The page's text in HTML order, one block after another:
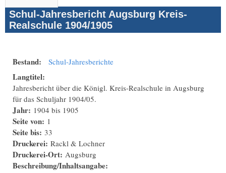
Schul-Jahresbericht Augsburg Kreis-
Realschule 1904/1905
Bestand: Schul-Jahresberichte
Langtitel:
Jahresbericht über die Königl. Kreis-Realschule in Augsburg
für das Schuljahr 1904/05.
Jahr: 1904 bis 1905
Seite von: 1
Seite bis: 33
Druckerei: Rackl & Lochner
Druckerei-Ort: Augsburg
Beschreibung/Inhaltsangabe: